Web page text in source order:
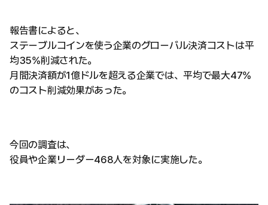
報告書によると、
ステーブルコインを使う企業のグローバル決済コストは平
均35%削減された。
月間決済額が1億ドルを超える企業では、平均で最大47%
のコスト削減効果があった。
今回の調査は、
役員や企業リーダー468人を対象に実施した。